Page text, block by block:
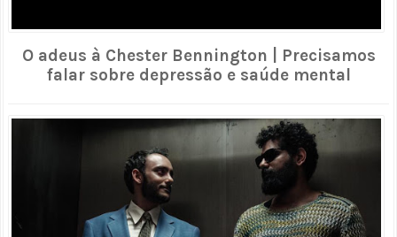
O adeus à Chester Bennington | Precisamos
falar sobre depressão e saúde mental